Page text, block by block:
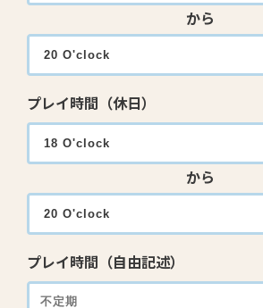
から
プレイ時間（休日）
から
プレイ時間（自由記述）